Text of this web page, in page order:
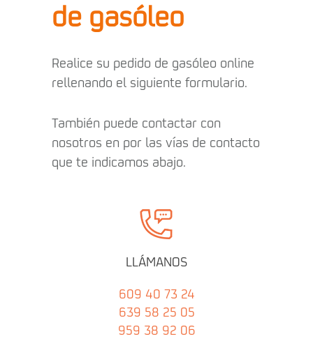
de gasóleo
Realice su pedido de gasóleo online
rellenando el siguiente formulario.
También puede contactar con
nosotros en por las vías de contacto
que te indicamos abajo.
LLÁMANOS
609 40 73 24
639 58 25 05
959 38 92 06